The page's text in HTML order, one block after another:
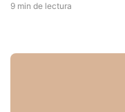
9 min de lectura